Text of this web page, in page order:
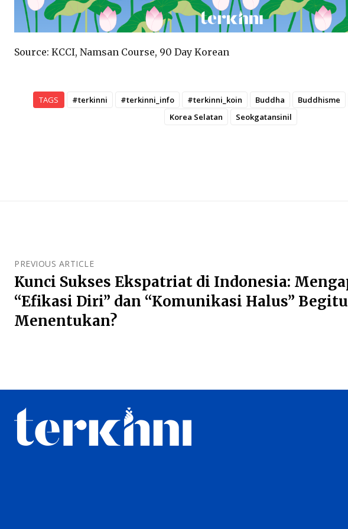
Source: KCCI, Namsan Course, 90 Day Korean
TAGS #terkinni #terkinni_info #terkinni_koin Buddha Buddhisme
Korea Selatan
Seokgatansinil
PREVIOUS ARTICLE
Kunci Sukses Ekspatriat di Indonesia:
“Efikasi Diri” dan “Komunikasi Halus” Begitu
Menentukan?